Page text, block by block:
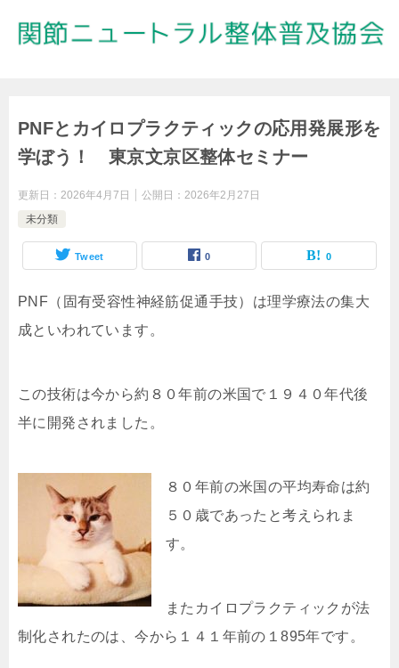
PNFとカイロプラクティックの応用発展形を
学ぼう！ 東京文京区整体セミナー
更新日： 2026年4月7日 公開日： 2026年2月27日
未分類
Tweet 0 0
PNF（固有受容性神経筋促通手技）は理学療法の集大
成といわれています。
この技術は今から約８０年前の米国で１９４０年代後
半に開発されました。
８０年前の米国の平均寿命は約
５０歳であったと考えられま
す。
またカイロプラクティックが法
制化されたのは、今から１４１年前の１895年です。